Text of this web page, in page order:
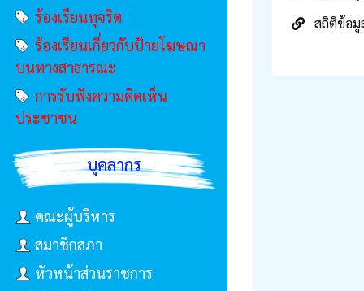
ร้องเรียนทุจริต
ร้องเรียนเกี่ยวกับป้ายโฆษณา
บนทางสาธารณะ
การรับฟังความคิดเห็น
ประชาชน
บุคลากร
คณะผู้บริหาร
สมาชิกสภา
หัวหน้าส่วนราชการ
สถิติข้อมู